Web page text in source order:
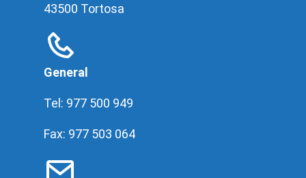
43500 Tortosa
General
Tel: 977 500 949
Fax: 977 503 064